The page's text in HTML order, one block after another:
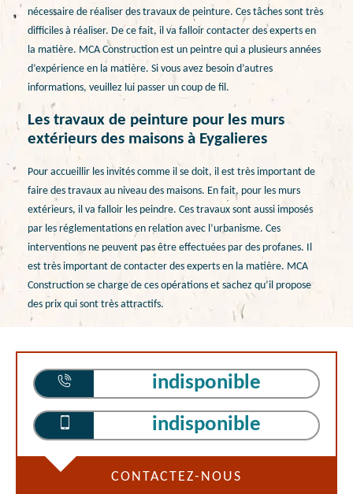
nécessaire de réaliser des travaux de peinture. Ces tâches sont très
difficiles à réaliser. De ce fait, il va falloir contacter des experts en
la matière. MCA Construction est un peintre qui a plusieurs années
d’expérience en la matière. Si vous avez besoin d’autres
informations, veuillez lui passer un coup de fil.
Les travaux de peinture pour les murs
extérieurs des maisons à Eygalieres
Pour accueillir les invités comme il se doit, il est très important de
faire des travaux au niveau des maisons. En fait, pour les murs
extérieurs, il va falloir les peindre. Ces travaux sont aussi imposés
par les réglementations en relation avec l’urbanisme. Ces
interventions ne peuvent pas être effectuées par des profanes. Il
est très important de contacter des experts en la matière. MCA
Construction se charge de ces opérations et sachez qu’il propose
des prix qui sont très attractifs.
indisponible
indisponible
CONTACTEZ-NOUS